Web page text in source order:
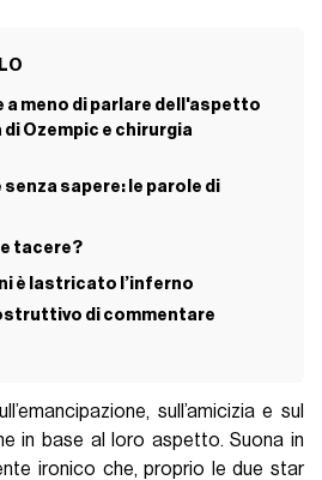
a meno di parlare dell'aspetto
Ozempic e chirurgia
senza sapere: le parole di
tacere?
è lastricato l’inferno
di commentare
sull’amicizia e sul
in base al loro aspetto. Suona in
ironico che, proprio le due star